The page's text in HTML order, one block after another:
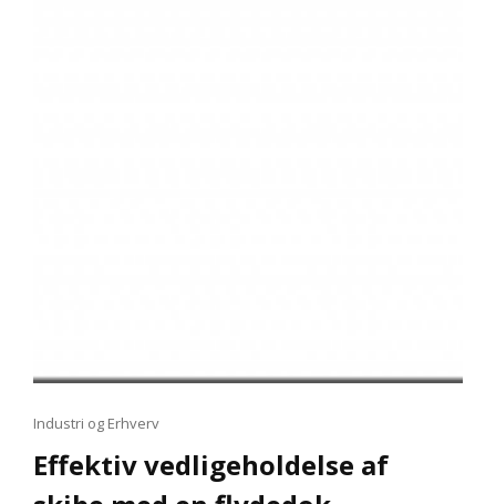
Cat
Links
Industri og Erhverv
Effektiv vedligeholdelse af